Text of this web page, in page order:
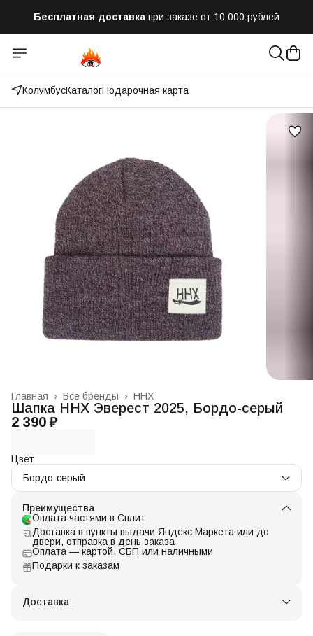
Бесплатная доставка при заказе от 10 000 рублей
Отправим заказ в течении часа после оформления
КолумбусКаталогПодарочная карта
ННХ
Все бренды ›
Главная ›
Шапка ННХ Эверест 2025, Бордо-серый
2 390 ₽
Цвет
Бордо-серый
Преимущества
Оплата частями в Сплит
Доставка в пункты выдачи Яндекс Маркета или до
двери, отправка в день заказа
Оплата — картой, СБП или наличными
Подарки к заказам
Доставка